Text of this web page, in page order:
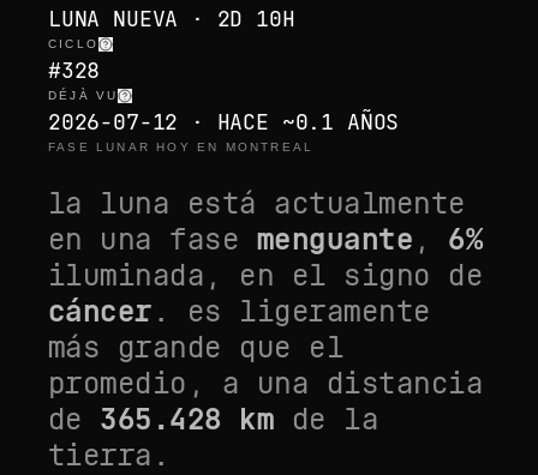
LUNA NUEVA · 2D 10H
CICLO
#328
DÉJÀ VU
2026-07-12 · HACE ~0.1 AÑOS
FASE LUNAR HOY EN MONTREAL
la luna está actualmente
en una fase menguante , 6%
iluminada, en el signo de
cáncer. es ligeramente
más grande que el
promedio , a una distancia
de 365.428 km de la
tierra.